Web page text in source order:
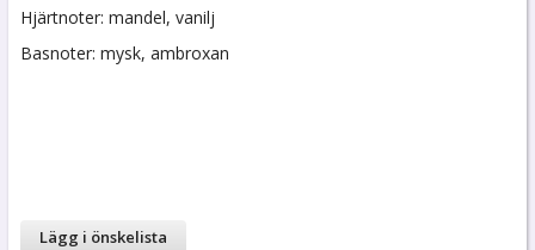
Hjärtnoter: mandel, vanilj
Basnoter: mysk, ambroxan
Lägg i önskelista